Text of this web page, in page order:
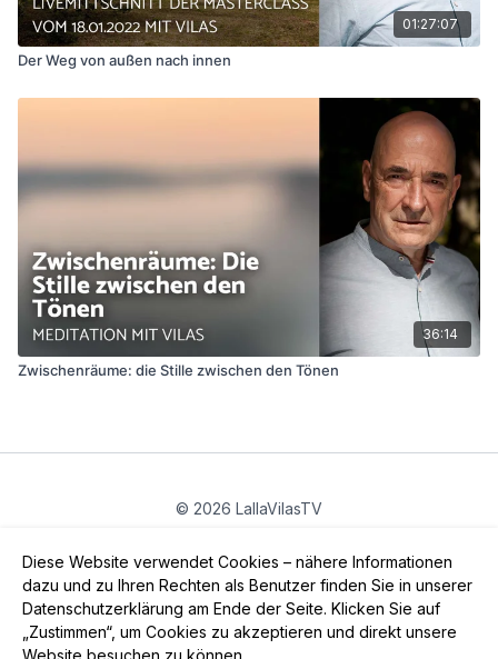
Diese Website verwendet Cookies – nähere Informationen
dazu und zu Ihren Rechten als Benutzer finden Sie in unserer
Datenschutzerklärung am Ende der Seite. Klicken Sie auf
„Zustimmen“, um Cookies zu akzeptieren und direkt unsere
Website besuchen zu können.
01:27:07
Der Weg von außen nach innen
36:14
Zwischenräume: die Stille zwischen den Tönen
© 2026 LallaVilasTV
App holen ->